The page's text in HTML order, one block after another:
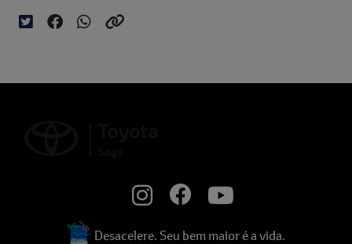
Desacelere. Seu bem maior é a vida.